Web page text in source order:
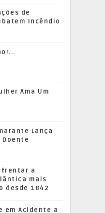
de
Incêndio
Ama Um
Lança
a
mais
desde 1842
em Acidente a